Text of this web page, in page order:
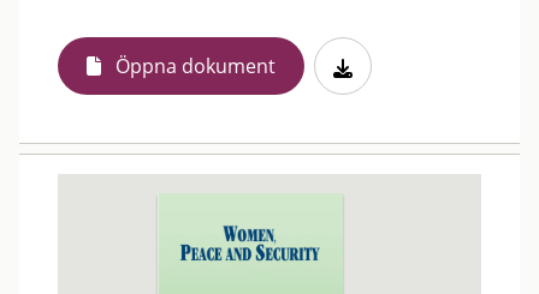
Öppna dokument